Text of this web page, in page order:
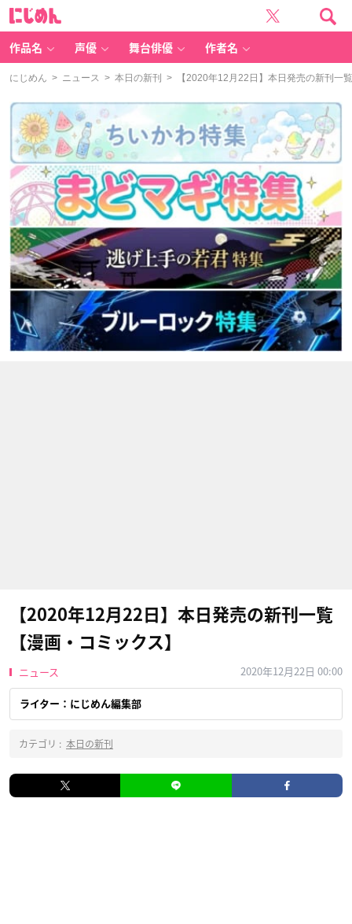
作品名 声優 舞台俳優 作者名
にじめん > ニュース > 本日の新刊 > 【2020年12月22日】本日発売の新刊一
【2020年12月22日】本日発売の新刊一覧
【漫画・コミックス】
ニュース 2020年12月22日 00:00
ライター：にじめん編集部
カテゴリ : 本日の新刊